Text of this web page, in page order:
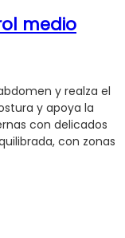
medio
y realza el
y apoya la
con delicados
con zonas